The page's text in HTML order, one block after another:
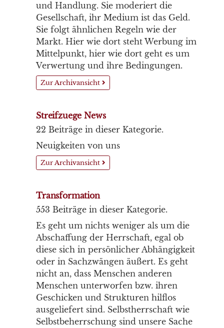
und Handlung. Sie moderiert die
Gesellschaft, ihr Medium ist das Geld.
Sie folgt ähnlichen Regeln wie der
Markt. Hier wie dort steht Werbung im
Mittelpunkt, hier wie dort geht es um
Verwertung und ihre Bedingungen.
Zur Archivansicht
Streifzuege News
22 Beiträge in dieser Kategorie.
Neuigkeiten von uns
Zur Archivansicht
Transformation
553 Beiträge in dieser Kategorie.
Es geht um nichts weniger als um die
Abschaffung der Herrschaft, egal ob
diese sich in persönlicher Abhängigkeit
oder in Sachzwängen äußert. Es geht
nicht an, dass Menschen anderen
Menschen unterworfen bzw. ihren
Geschicken und Strukturen hilflos
ausgeliefert sind. Selbstherrschaft wie
Selbstbeherrschung sind unsere Sache